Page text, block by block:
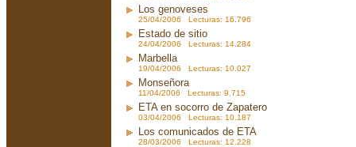
Los genoveses
25/04/2006 Lecturas: 16.796
Estado de sitio
24/04/2006 Lecturas: 14.284
Marbella
19/04/2006 Lecturas: 10.027
Monseñora
11/04/2006 Lecturas: 9.715
ETA en socorro de Zapatero
03/04/2006 Lecturas: 10.187
Los comunicados de ETA
28/03/2006 Lecturas: 12.228